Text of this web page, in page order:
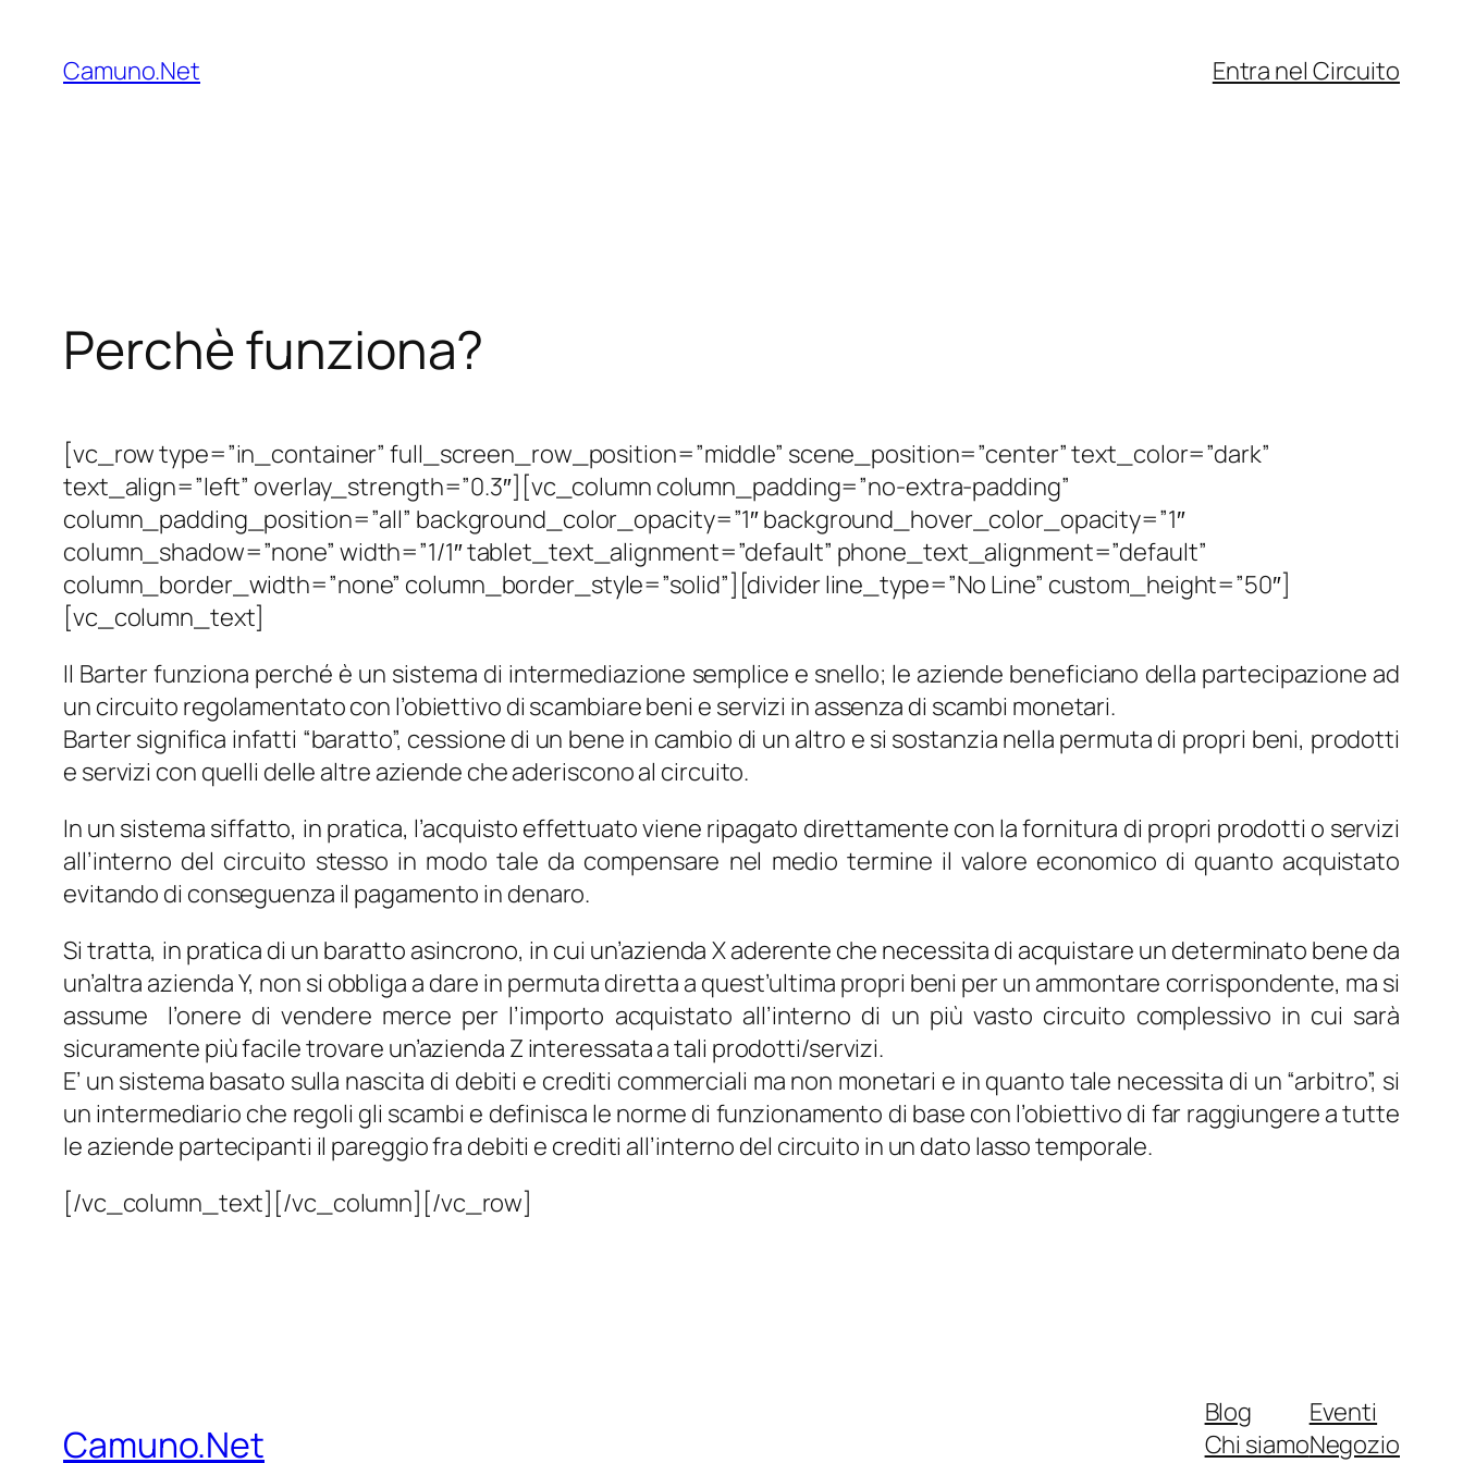
contenuto
Camuno.Net Entra nel Circuito
Perchè funziona?
[vc_row type=”in_container” full_screen_row_position=”middle” scene_position=”center” text_color=”dark”
text_align=”left” overlay_strength=”0.3″][vc_column column_padding=”no-extra-padding”
column_padding_position=”all” background_color_opacity=”1″ background_hover_color_opacity=”1″
column_shadow=”none” width=”1/1″ tablet_text_alignment=”default” phone_text_alignment=”default”
column_border_width=”none” column_border_style=”solid”][divider line_type=”No Line” custom_height=”50″]
[vc_column_text]
Il Barter funziona perché è un sistema di intermediazione semplice e snello; le aziende beneficiano della partecipazione ad
un circuito regolamentato con l’obiettivo di scambiare beni e servizi in assenza di scambi monetari.
Barter significa infatti “baratto”, cessione di un bene in cambio di un altro e si sostanzia nella permuta di propri beni, prodotti
e servizi con quelli delle altre aziende che aderiscono al circuito.
In un sistema siffatto, in pratica, l’acquisto effettuato viene ripagato direttamente con la fornitura di propri prodotti o servizi
all’interno del circuito stesso in modo tale da compensare nel medio termine il valore economico di quanto acquistato
evitando di conseguenza il pagamento in denaro.
Si tratta, in pratica di un baratto asincrono, in cui un’azienda X aderente che necessita di acquistare un determinato bene da
un’altra azienda Y, non si obbliga a dare in permuta diretta a quest’ultima propri beni per un ammontare corrispondente, ma si
assume l’onere di vendere merce per l’importo acquistato all’interno di un più vasto circuito complessivo in cui sarà
sicuramente più facile trovare un’azienda Z interessata a tali prodotti/servizi.
E’ un sistema basato sulla nascita di debiti e crediti commerciali ma non monetari e in quanto tale necessita di un “arbitro”, si
un intermediario che regoli gli scambi e definisca le norme di funzionamento di base con l’obiettivo di far raggiungere a tutte
le aziende partecipanti il pareggio fra debiti e crediti all’interno del circuito in un dato lasso temporale.
[/vc_column_text][/vc_column][/vc_row]
Camuno.Net
Blog
Chi siamo
Eventi
Negozio